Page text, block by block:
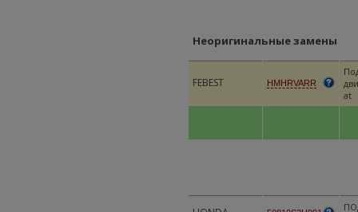
Неоригинальные замены
FEBEST HMHRVARR
at